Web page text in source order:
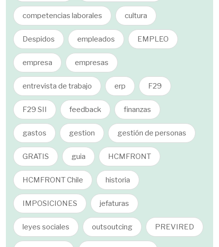
competencias laborales cultura
Despidos empleados EMPLEO
empresa empresas
entrevista de trabajo erp F29
F29 SII feedback finanzas
gastos gestion gestión de personas
GRATIS guia HCMFRONT
HCMFRONT Chile historia
IMPOSICIONES jefaturas
leyes sociales outsoutcing PREVIRED